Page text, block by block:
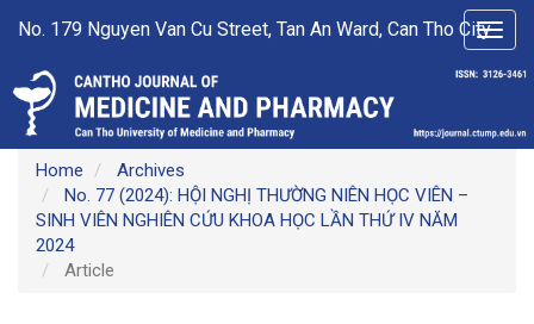
Navigation
Content
Sidebar
No. 179 Nguyen Van Cu Street, Tan An Ward, Can Tho City
Home
Archives
No. 77 (2024): HỘI NGHỊ THƯỜNG NIÊN HỌC VIÊN –
SINH VIÊN NGHIÊN CỨU KHOA HỌC LẦN THỨ IV NĂM
2024
Article